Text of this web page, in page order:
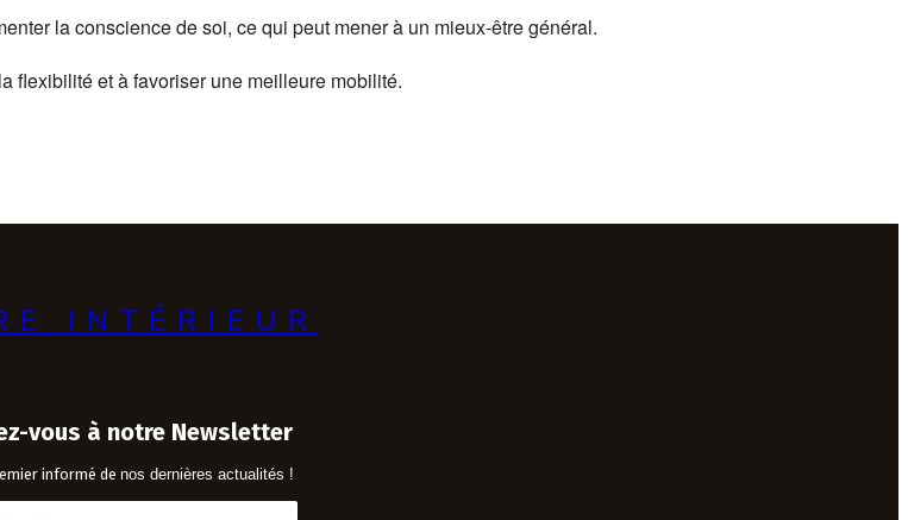
la conscience de soi, ce qui peut mener à un mieux-être général.
flexibilité et à favoriser une meilleure mobilité.
INTÉRIEUR
vous à notre Newsletter
informé denos dernières actualités !